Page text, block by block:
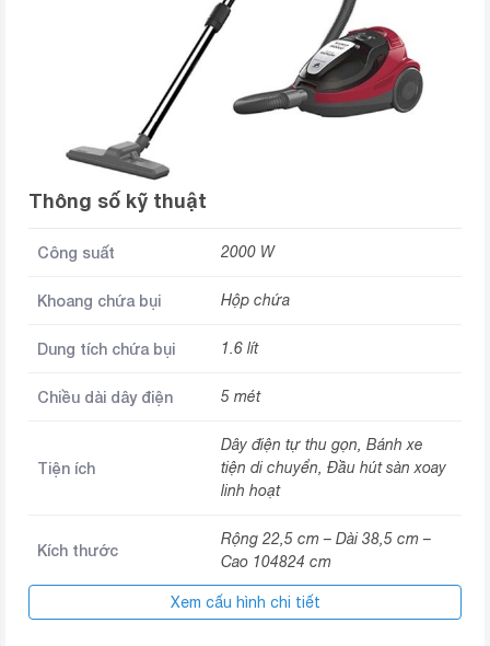
Thông số kỹ thuật
Công suất 2000 W
Khoang chứa bụi Hộp chứa
Dung tích chứa bụi 1.6 lít
Chiều dài dây điện 5 mét
Tiện ích
Dây điện tự thu gọn, Bánh xe
tiện di chuyển, Đầu hút sàn xoay
linh hoạt
Kích thước
Rộng 22,5 cm – Dài 38,5 cm –
Cao 104824 cm
Hitachi
Xem cấu hình chi tiết